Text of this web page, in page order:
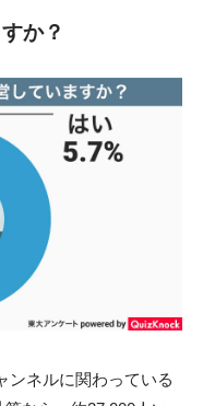
か？
ンネルに関わっている